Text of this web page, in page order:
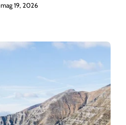
mag 19, 2026